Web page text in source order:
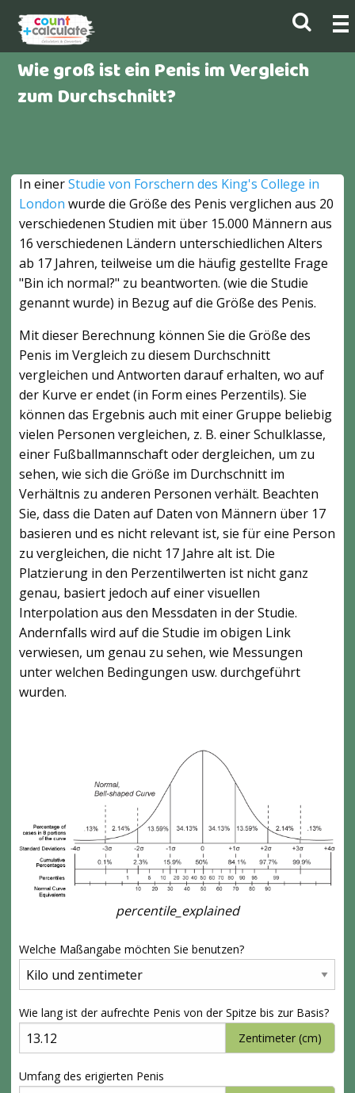
Wie groß ist ein Penis im Vergleich
zum Durchschnitt?
In einerStudie von Forschern des King's College in
Londonwurde die Größe des Penis verglichen aus 20
verschiedenen Studien mit über 15.000 Männern aus
16 verschiedenen Ländern unterschiedlichen Alters
ab 17 Jahren, teilweise um die häufig gestellte Frage
"Bin ich normal?" zu beantworten. (wie die Studie
genannt wurde) in Bezug auf die Größe des Penis.
Mit dieser Berechnung können Sie die Größe des
Penis im Vergleich zu diesem Durchschnitt
vergleichen und Antworten darauf erhalten, wo auf
der Kurve er endet (in Form eines Perzentils). Sie
können das Ergebnis auch mit einer Gruppe beliebig
vielen Personen vergleichen, z. B. einer Schulklasse,
einer Fußballmannschaft oder dergleichen, um zu
sehen, wie sich die Größe im Durchschnitt im
Verhältnis zu anderen Personen verhält. Beachten
Sie, dass die Daten auf Daten von Männern über 17
basieren und es nicht relevant ist, sie für eine Person
zu vergleichen, die nicht 17 Jahre alt ist. Die
Platzierung in den Perzentilwerten ist nicht ganz
genau, basiert jedoch auf einer visuellen
Interpolation aus den Messdaten in der Studie.
Andernfalls wird auf die Studie im obigen Link
verwiesen, um genau zu sehen, wie Messungen
unter welchen Bedingungen usw. durchgeführt
wurden.
percentile_explained
Welche Maßangabe möchten Sie benutzen?
Wie lang ist der aufrechte Penis von der Spitze bis zur Basis?
Zentimeter (cm)
Umfang des erigierten Penis